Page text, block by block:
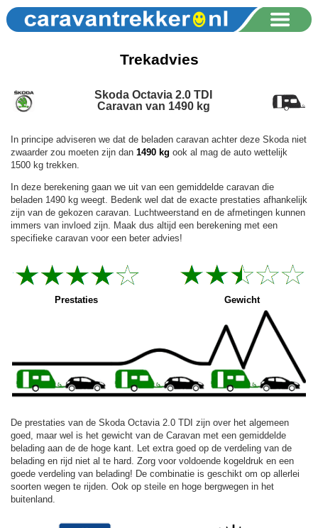
Trekadvies
Skoda Octavia 2.0 TDI
Caravan van 1490 kg
In principe adviseren we dat de beladen caravan achter deze Skoda niet
zwaarder zou moeten zijn dan 1490 kg ook al mag de auto wettelijk
1500 kg trekken.
In deze berekening gaan we uit van een gemiddelde caravan die
beladen 1490 kg weegt. Bedenk wel dat de exacte prestaties afhankelijk
zijn van de gekozen caravan. Luchtweerstand en de afmetingen kunnen
immers van invloed zijn. Maak dus altijd een berekening met een
specifieke caravan voor een beter advies!
Prestaties Gewicht
De prestaties van de Skoda Octavia 2.0 TDI zijn over het algemeen
goed, maar wel is het gewicht van de Caravan met een gemiddelde
belading aan de de hoge kant. Let extra goed op de verdeling van de
belading en rijd niet al te hard. Zorg voor voldoende kogeldruk en een
goede verdeling van belading! De combinatie is geschikt om op allerlei
soorten wegen te rijden. Ook op steile en hoge bergwegen in het
buitenland.